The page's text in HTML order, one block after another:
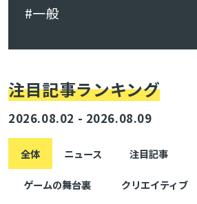
#一般
注目記事ランキング
2026.08.02 - 2026.08.09
全体 ニュース 注目記事
ゲームの舞台裏 クリエイティブ